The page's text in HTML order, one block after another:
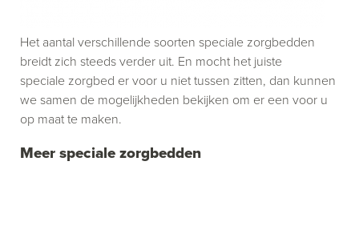
Meer speciale zorgbedden
Het aantal verschillende soorten speciale zorgbedden
breidt zich steeds verder uit. En mocht het juiste
speciale zorgbed er voor u niet tussen zitten, dan kunnen
we samen de mogelijkheden bekijken om er een voor u
op maat te maken.